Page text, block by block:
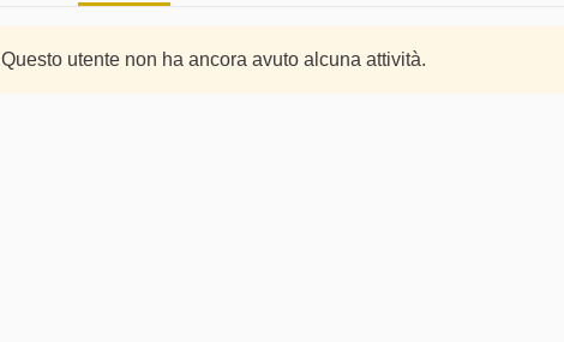
Questo utente non ha ancora avuto alcuna attività.